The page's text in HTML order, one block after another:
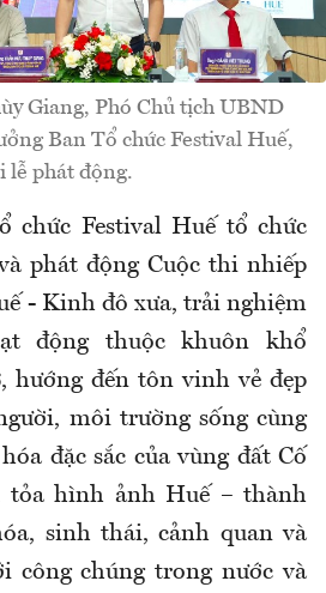
Giang, Phó Chủ tịch UBND
Ban Tổ chức Festival Huế,
lễ phát động.
chức Festival Huế tổ chức
phát động Cuộc thi nhiếp
- Kinh đô xưa, trải nghiệm
động thuộc khuôn khổ
hướng đến tôn vinh vẻ đẹp
môi trường sống cùng
đặc sắc của vùng đất Cố
tỏa hình ảnh Huế – thành
sinh thái, cảnh quan và
công chúng trong nước và